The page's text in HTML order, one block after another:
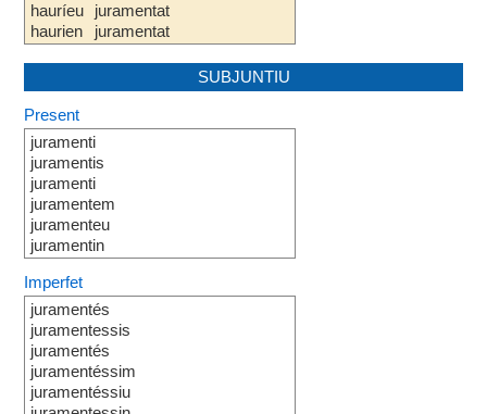
hauríeu
haurien
juramentat
juramentat
SUBJUNTIU
Present
juramenti
juramentis
juramenti
juramentem
juramenteu
juramentin
Imperfet
juramentés
juramentessis
juramentés
juramentéssim
juramentéssiu